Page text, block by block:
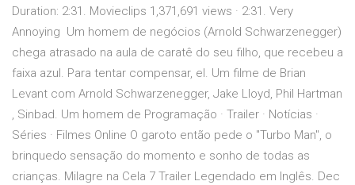
Duration: 2:31. Movieclips 1,371,691 views · 2:31. Very
Annoying Um homem de negócios (Arnold Schwarzenegger)
chega atrasado na aula de caratê do seu filho, que recebeu a
faixa azul. Para tentar compensar, el. Um filme de Brian
Levant com Arnold Schwarzenegger, Jake Lloyd, Phil Hartman
, Sinbad. Um homem de Programação · Trailer · Notícias ·
Séries · Filmes Online O garoto então pede o "Turbo Man", o
brinquedo sensação do momento e sonho de todas as
crianças. Milagre na Cela 7 Trailer Legendado em Inglês. Dec